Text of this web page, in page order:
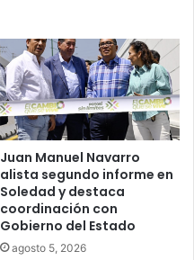
Juan Manuel Navarro
alista segundo informe en
Soledad y destaca
coordinación con
Gobierno del Estado
agosto 5, 2026